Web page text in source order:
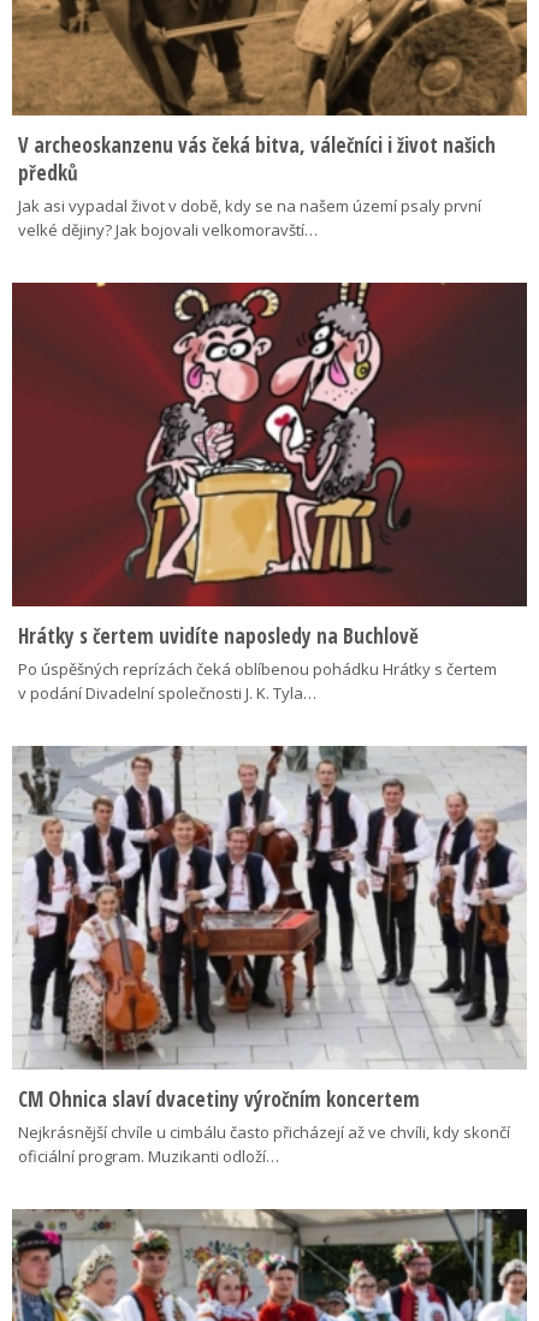
V archeoskanzenu vás čeká bitva, válečníci i život našich
předků
Jak asi vypadal život v době, kdy se na našem území psaly první
velké dějiny? Jak bojovali velkomoravští…
Hrátky s čertem uvidíte naposledy na Buchlově
Po úspěšných reprízách čeká oblíbenou pohádku Hrátky s čertem
v podání Divadelní společnosti J. K. Tyla…
CM Ohnica slaví dvacetiny výročním koncertem
Nejkrásnější chvíle u cimbálu často přicházejí až ve chvíli, kdy skončí
oficiální program. Muzikanti odloží…